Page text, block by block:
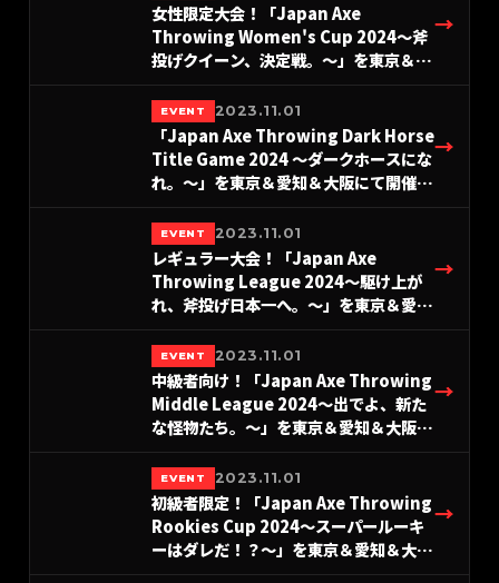
女性限定大会！「Japan Axe
Throwing Women's Cup 2024〜斧
投げクイーン、決定戦。〜」を東京＆名
古屋＆大阪にて開催！
#A.LEAGUE2024-Hatchet部門
→
EVENT 2023.11.01
「Japan Axe Throwing Dark Horse
Title Game 2024 〜ダークホースにな
れ。〜」を東京＆愛知＆大阪にて開催！
#A.LEAGUE2024-Hatchet部門
→
EVENT 2023.11.01
レギュラー大会！「Japan Axe
Throwing League 2024〜駆け上が
れ、斧投げ日本一へ。〜」を東京＆愛知
＆大阪にて開催！#A.LEAGUE2024-
Hatchet部門
→
EVENT 2023.11.01
中級者向け！「Japan Axe Throwing
Middle League 2024〜出でよ、新た
な怪物たち。〜」を東京＆愛知＆大阪に
て開催！#A.LEAGUE2024-Hatchet
部門
→
EVENT 2023.11.01
初級者限定！「Japan Axe Throwing
Rookies Cup 2024〜スーパールーキ
ーはダレだ！？〜」を東京＆愛知＆大阪
にて開催！#A.LEAGUE2024-
→